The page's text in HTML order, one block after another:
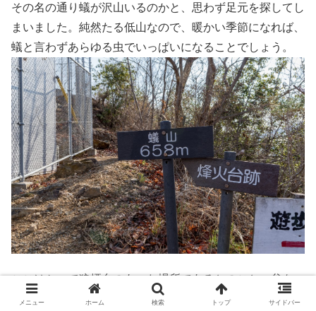
その名の通り蟻が沢山いるのかと、思わず足元を探してし
まいました。純然たる低山なので、暖かい季節になれば、
蟻と言わずあらゆる虫でいっぱいになることでしょう。
ここはかつて狼煙台のあった場所であるとのこと。谷を一
つ隔てた高川山の頂上付近にも、狼煙台跡があったように
メニュー ホーム 検索 トップ サイドバー